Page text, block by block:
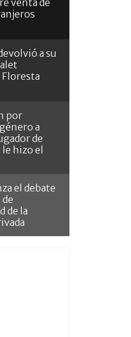
venta de
a su
por
a
de
hizo el
el debate
de la